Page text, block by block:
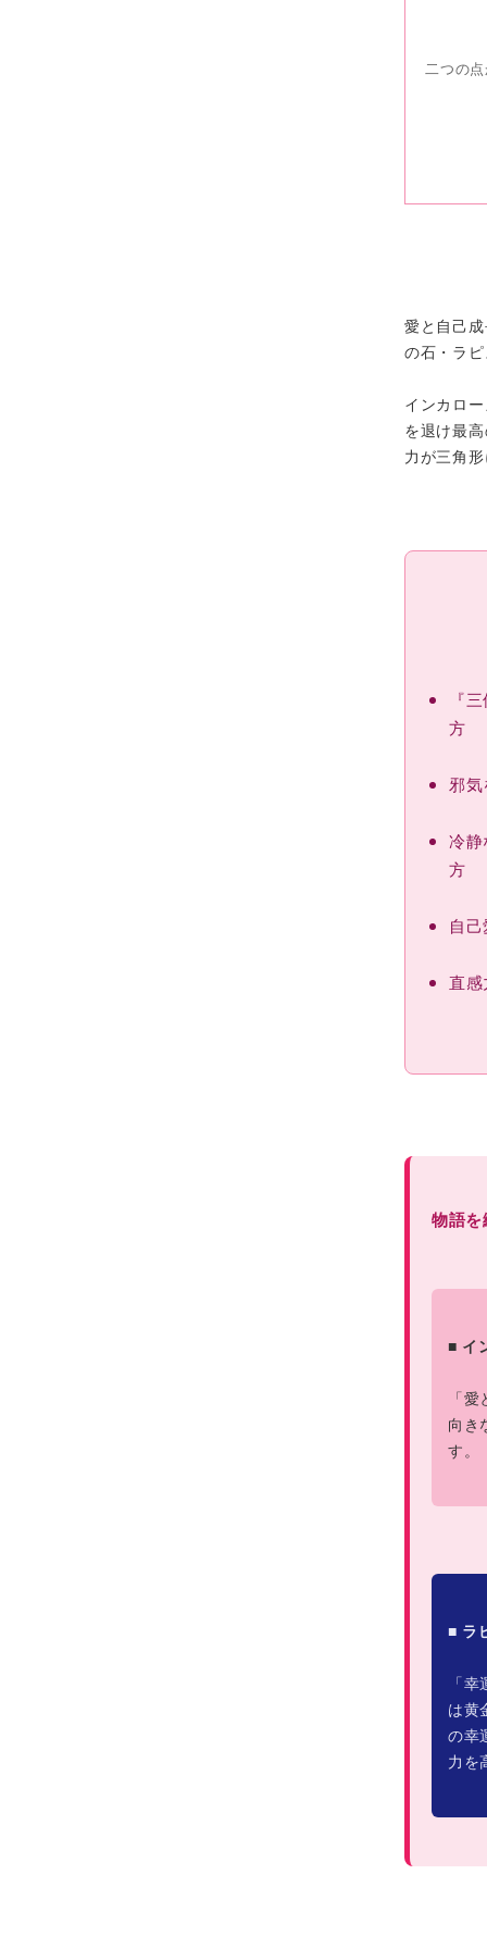
二つの
愛と自己
の石・ラ
インカロ
を退け最
力が三角
『
方
邪
冷
方
自
直
物語
■ イ
「
向き
す。
■ ラ
「
は黄
の幸
力を